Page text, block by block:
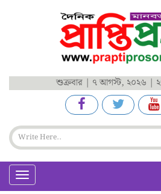
শুক্রবার | ৭ আগস্ট, ২০২৬ |
Toggle
navigation